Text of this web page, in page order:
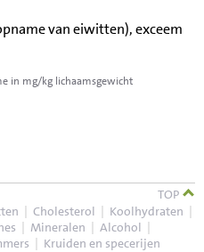
van eiwitten), exceem
in mg/kg lichaamsgewicht
TOP
| Cholesterol | Koolhydraten |
| Mineralen | Alcohol |
| Kruiden en specerijen